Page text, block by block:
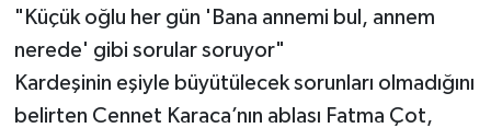
"Küçük oğlu her gün 'Bana annemi bul, annem
nerede' gibi sorular soruyor"
Kardeşinin eşiyle büyütülecek sorunları olmadığını
belirten Cennet Karaca’nın ablası Fatma Çot,